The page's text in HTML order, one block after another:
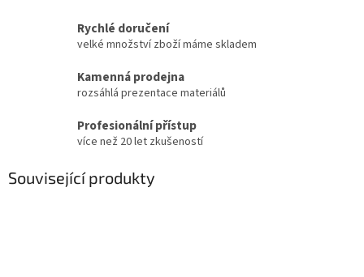
Rychlé doručení
velké množství zboží máme skladem
Kamenná prodejna
rozsáhlá prezentace materiálů
Profesionální přístup
více než 20 let zkušeností
Související produkty